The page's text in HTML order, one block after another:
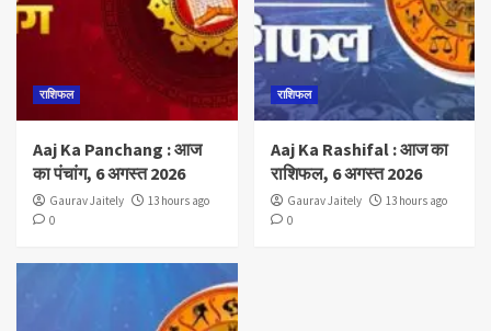
राशिफल
Aaj Ka Panchang : आज
का पंचांग, 6 अगस्त 2026
Gaurav Jaitely
13 hours ago
0
राशिफल
Aaj Ka Rashifal : आज का
राशिफल, 6 अगस्त 2026
Gaurav Jaitely
13 hours ago
0